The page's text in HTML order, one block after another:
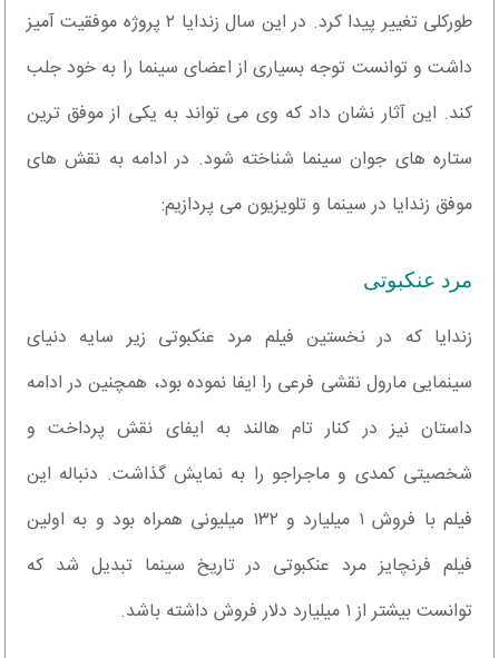
طورکلی تغییر پیدا کرد. در این سال زندایا ۲ پروژه موفقیت آمیز
داشت و توانست توجه بسیاری از اعضای سینما را به خود جلب
کند. این آثار نشان داد که وی می تواند به یکی از موفق ترین
ستاره های جوان سینما شناخته شود. در ادامه به نقش های
موفق زندایا در سینما و تلویزیون می پردازیم:
مرد عنکبوتی
زندایا که در نخستین فیلم مرد عنکبوتی زیر سایه دنیای
سینمایی مارول نقشی فرعی را ایفا نموده بود، همچنین در ادامه
داستان نیز در کنار تام هالند به ایفای نقش پرداخت و
شخصیتی کمدی و ماجراجو را به نمایش گذاشت. دنباله این
فیلم با فروش ۱ میلیارد و ۱۳۲ میلیونی همراه بود و به اولین
فیلم فرنچایز مرد عنکبوتی در تاریخ سینما تبدیل شد که
توانست بیشتر از ۱ میلیارد دلار فروش داشته باشد.